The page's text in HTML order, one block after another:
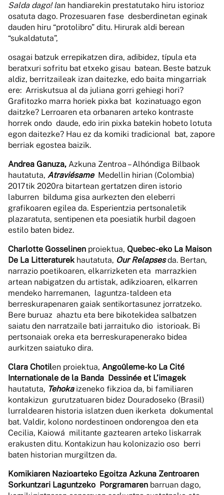
Salda dago! lan handiarekin prestatutako hiru istorioz
osatuta dago. Prozesuaren fase desberdinetan eginak
dauden hiru “protolibro” ditu. Hirurak aldi berean
“sukaldatuta”,
osagai batzuk errepikatzen dira, adibidez, típula eta
beratxuri sofritu bat etxeko gisau batean. Beste batzuk
aldiz, berritzaileak izan daitezke, edo baita mingarriak
ere: Arriskutsua al da juliana gorri gehiegi hori?
Grafitozko marra horiek pixka bat kozinatuago egon
daitzke? Lerroaren eta orbanaren arteko kontraste
horrek ondo daude, edo irin pixka batekin hobeto lotuta
egon daitezke? Hau ez da komiki tradicional bat, zapore
berriak egostea baizik.
Andrea Ganuza, Azkuna Zentroa – Alhóndiga Bilbaok
hautatuta, Atraviésame Medellin hirian (Colombia)
2017tik 2020ra bitartean gertatzen diren istorio
laburren bilduma gisa aurkezten den eleberri
grafikoaren egilea da. Esperientzia pertsonaletik
plazaratuta, sentipenen eta poesiatik hurbil dagoen
estilo baten bidez.
Charlotte Gosselinen proiektua, Quebec-eko La Maison
De La Litteraturek hautatuta, Our Relapsesda. Bertan,
narrazio poetikoaren, elkarrizketen eta marrazkien
artean nabigatzen du artistak, adikzioaren, elkarren
mendeko harremanen, laguntza-taldeen eta
berreskurapenaren gaiak sentikortasunez jorratzeko.
Bere buruaz ahaztu eta bere bikotekidea salbatzen
saiatu den narratzaile bati jarraituko dio istorioak. Bi
pertsonaiak oreka eta berreskurapenerako bidea
aurkitzen saiatuko dira.
Clara Chotilen proiektua, Angoûleme-ko La Cité
Internationale de la Banda Dessinée et L’imagek
hautatuta, Tehoka izeneko fikzioa da, bi familiaren
kontakizun gurutzatuaren bidez Douradoseko (Brasil)
lurraldearen historia islatzen duen ikerketa dokumental
bat. Valdir, kolono nordestinoen ondorengoa den eta
Cecilia, Kaiowá militante gaztearen arteko liskarrak
erakusten ditu. Kontakizun hau kolonizazio oso berri
baten historian murgiltzen da.
Komikiaren Nazioarteko Egoitza Azkuna Zentroaren
Sorkuntzari Laguntzeko Porgramaren barruan dago,